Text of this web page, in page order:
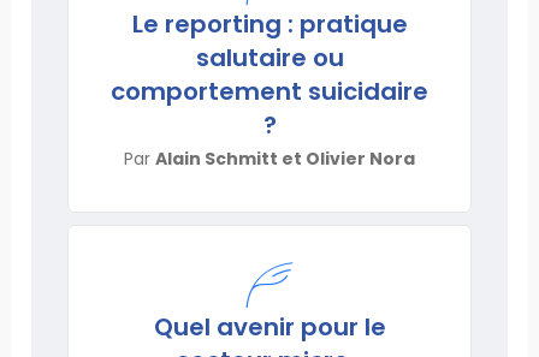
Le reporting : pratique
salutaire ou
comportement suicidaire
?
Par Alain Schmitt et Olivier Nora
Quel avenir pour le